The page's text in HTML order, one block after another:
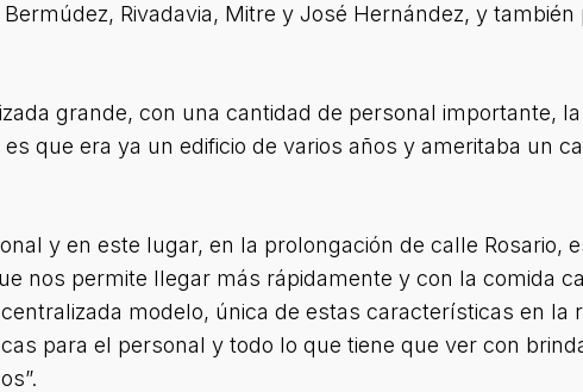
Rivadavia, Mitre y José Hernández, y también
grande, con una cantidad de personal importante,
que era ya un edificio de varios años y ameritaba un
y en este lugar, en la prolongación de calle Rosario,
nos permite llegar más rápidamente y con la comida
modelo, única de estas características en la
para el personal y todo lo que tiene que ver con